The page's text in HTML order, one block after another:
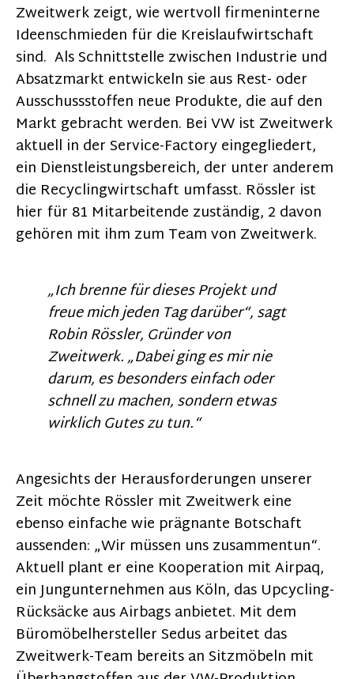
Zweitwerk zeigt, wie wertvoll firmeninterne
Ideenschmieden für die Kreislaufwirtschaft
sind. Als Schnittstelle zwischen Industrie und
Absatzmarkt entwickeln sie aus Rest- oder
Ausschussstoffen neue Produkte, die auf den
Markt gebracht werden. Bei VW ist Zweitwerk
aktuell in der Service-Factory eingegliedert,
ein Dienstleistungsbereich, der unter anderem
die Recyclingwirtschaft umfasst. Rössler ist
hier für 81 Mitarbeitende zuständig, 2 davon
gehören mit ihm zum Team von Zweitwerk.
„Ich brenne für dieses Projekt und
freue mich jeden Tag darüber“, sagt
Robin Rössler, Gründer von
Zweitwerk. „Dabei ging es mir nie
darum, es besonders einfach oder
schnell zu machen, sondern etwas
wirklich Gutes zu tun.“
Angesichts der Herausforderungen unserer
Zeit möchte Rössler mit Zweitwerk eine
ebenso einfache wie prägnante Botschaft
aussenden: „Wir müssen uns zusammentun“.
Aktuell plant er eine Kooperation mit Airpaq,
ein Jungunternehmen aus Köln, das Upcycling-
Rücksäcke aus Airbags anbietet. Mit dem
Büromöbelhersteller Sedus arbeitet das
Zweitwerk-Team bereits an Sitzmöbeln mit